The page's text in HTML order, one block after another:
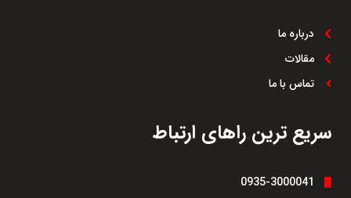
درباره ما
مقالات
تماس با ما
سریع ترین راهای ارتباط
0935-3000041